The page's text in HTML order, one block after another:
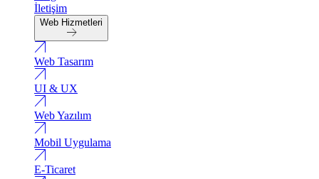
İletişim
Web Hizmetleri
Web Tasarım
UI & UX
Web Yazılım
Mobil Uygulama
E-Ticaret